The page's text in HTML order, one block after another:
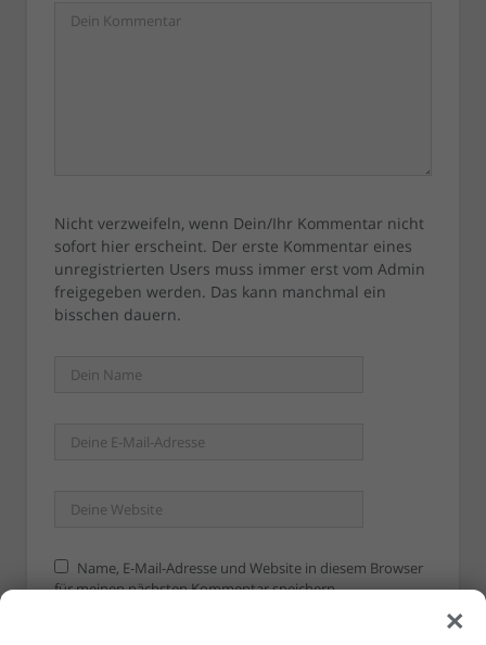
Nicht verzweifeln, wenn Dein/Ihr Kommentar nicht
sofort hier erscheint. Der erste Kommentar eines
unregistrierten Users muss immer erst vom Admin
freigegeben werden. Das kann manchmal ein
bisschen dauern.
Name, E-Mail-Adresse und Website in diesem Browser
für meinen nächsten Kommentar speichern.
×